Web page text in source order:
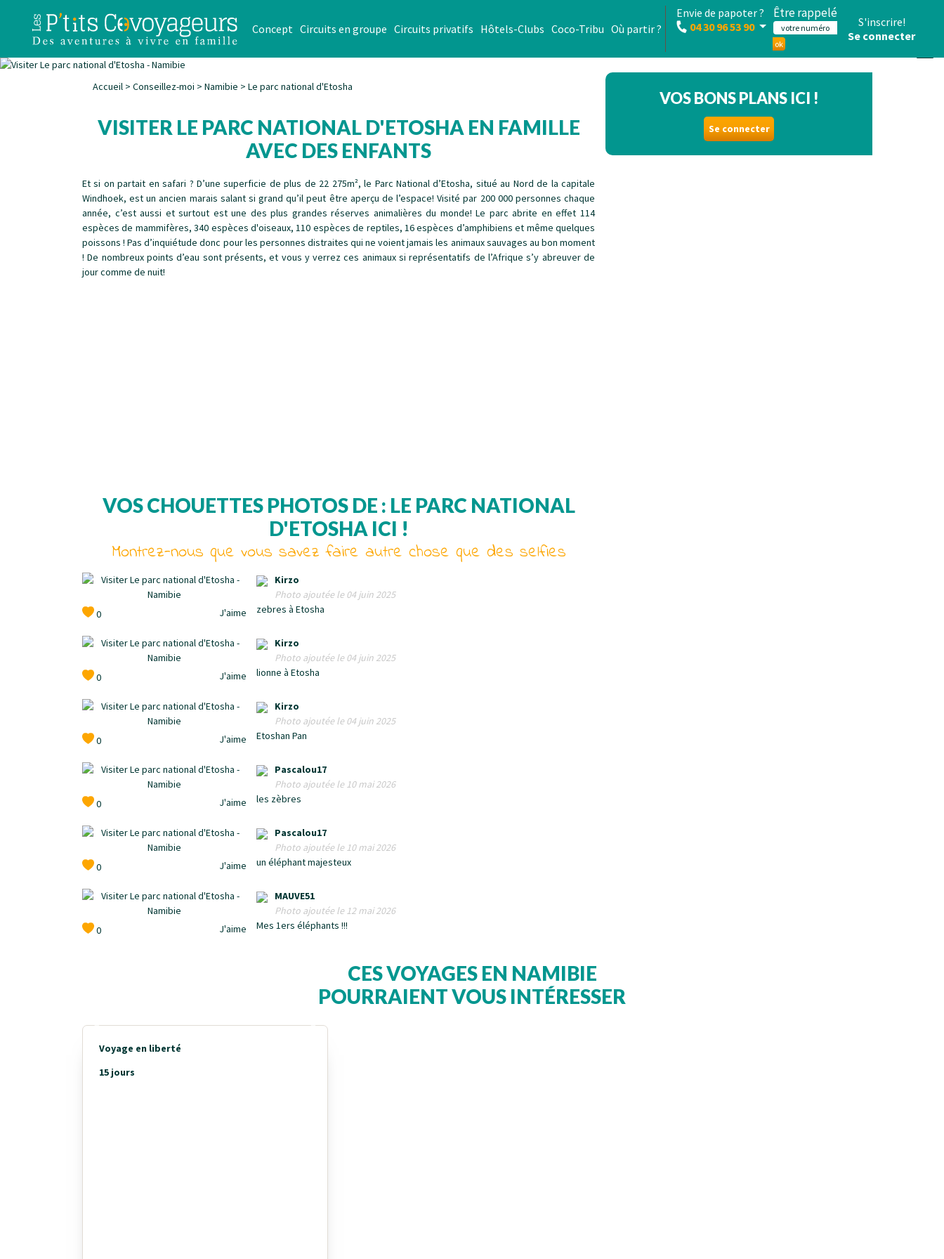
Concept Circuits en groupe Circuits privatifs Hôtels-Clubs Coco-Tribu Où partir ?
Envie de papoter ?
04 30 96 53 90
Être rappelé
ok
S'inscrire!
Se connecter
Accueil > Conseillez-moi > Namibie > Le parc national d'Etosha
VISITER LE PARC NATIONAL D'ETOSHA EN FAMILLE
AVEC DES ENFANTS
Et si on partait en safari ? D’une superficie de plus de 22 275m², le Parc National d’Etosha, situé au Nord de la capitale
Windhoek, est un ancien marais salant si grand qu’il peut être aperçu de l’espace! Visité par 200 000 personnes chaque
année, c’est aussi et surtout est une des plus grandes réserves animalières du monde! Le parc abrite en effet 114
espèces de mammifères, 340 espèces d'oiseaux, 110 espèces de reptiles, 16 espèces d’amphibiens et même quelques
poissons ! Pas d’inquiétude donc pour les personnes distraites qui ne voient jamais les animaux sauvages au bon moment
! De nombreux points d’eau sont présents, et vous y verrez ces animaux si représentatifs de l’Afrique s’y abreuver de
jour comme de nuit!
VOS CHOUETTES PHOTOS DE : LE PARC NATIONAL
D'ETOSHA ICI !
Montrez-nous que vous savez faire autre chose que des selfies
0 J'aime
Kirzo
Photo ajoutée le 04 juin 2025
zebres à Etosha
0 J'aime
Kirzo
Photo ajoutée le 04 juin 2025
lionne à Etosha
0 J'aime
Kirzo
Photo ajoutée le 04 juin 2025
Etoshan Pan
0 J'aime
Pascalou17
Photo ajoutée le 10 mai 2026
les zèbres
0 J'aime
Pascalou17
Photo ajoutée le 10 mai 2026
un éléphant majesteux
0 J'aime
MAUVE51
Photo ajoutée le 12 mai 2026
Mes 1ers éléphants !!!
VOS BONS PLANS ICI !
Se connecter
CES VOYAGES EN NAMIBIE
POURRAIENT VOUS INTÉRESSER
Voyage en liberté
15 jours